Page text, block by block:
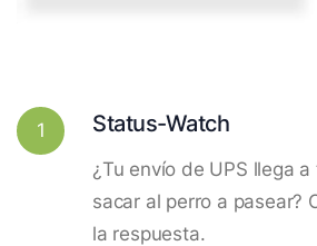
1 Status-Watch
¿Tu envío de UPS llega
sacar al perro a pasear?
la respuesta.